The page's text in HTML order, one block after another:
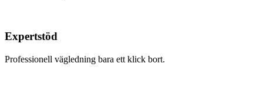
Expertstöd
Professionell vägledning bara ett klick bort.